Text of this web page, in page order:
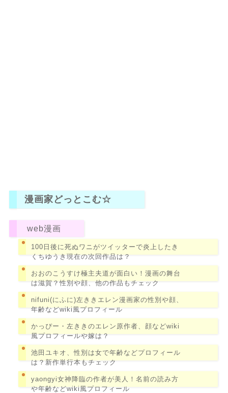
漫画家どっとこむ☆
web漫画
100日後に死ぬワニがツイッターで炎上したき
くちゆうき現在の次回作品は？
おおのこうすけ極主夫道が面白い！漫画の舞台
は滋賀？性別や顔、他の作品もチェック
nifuni(にふに)左ききエレン漫画家の性別や顔、
年齢などwiki風プロフィール
かっぴー・左ききのエレン原作者、顔などwiki
風プロフィールや嫁は？
池田ユキオ、性別は女で年齢などプロフィール
は？新作単行本もチェック
yaongyi女神降臨の作者が美人！名前の読み方
や年齢などwiki風プロフィール